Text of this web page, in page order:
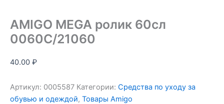
AMIGO MEGA ролик 60сл
0060C/21060
40.00 ₽
Артикул: 0005587 Категории: Средства по уходу за
обувью и одеждой, Товары Amigo